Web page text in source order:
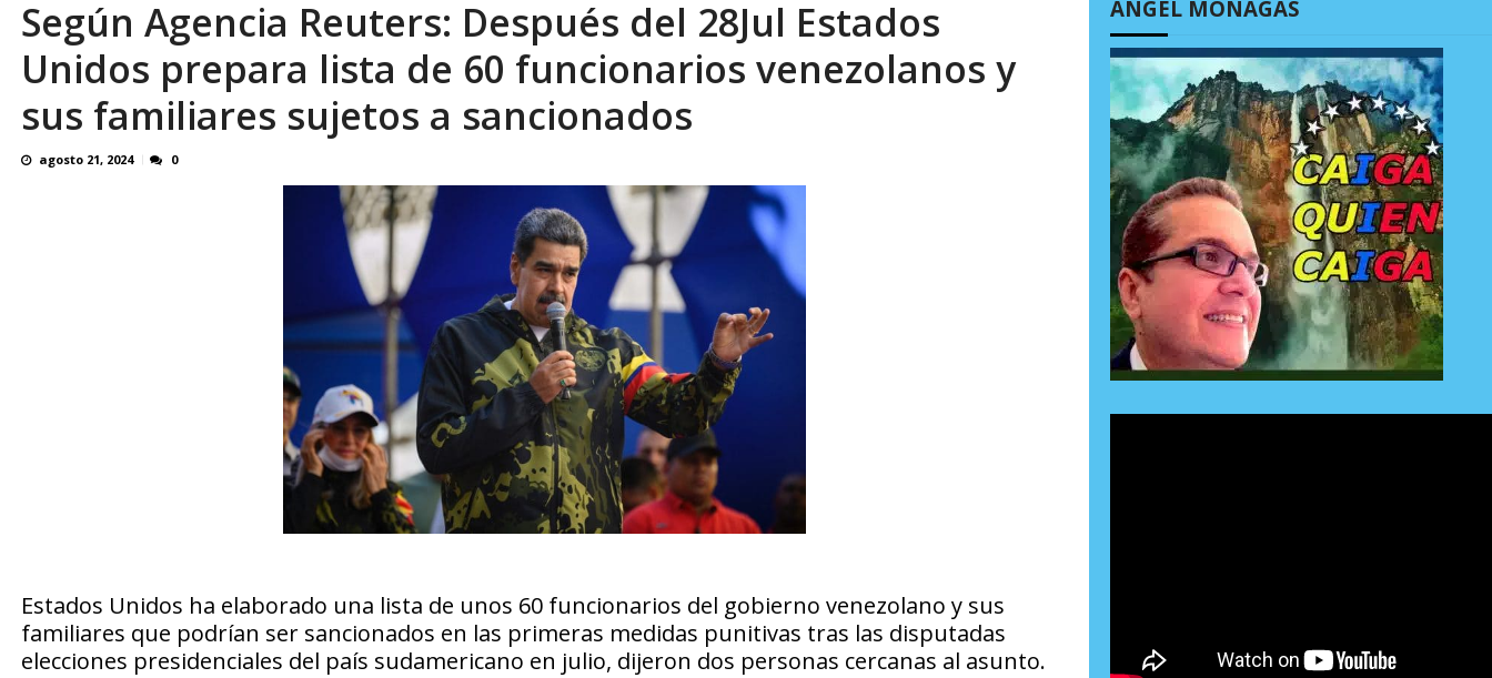
El último que apague la luz: 17 años de excusas, apagones y promesas incumplidas... AGOSTO 6, 2026
Según Agencia Reuters: Después del 28Jul Estados
Unidos prepara lista de 60 funcionarios venezolanos y
sus familiares sujetos a sancionados
agosto 21, 2024 0
Estados Unidos ha elaborado una lista de unos 60 funcionarios del gobierno venezolano y sus
familiares que podrían ser sancionados en las primeras medidas punitivas tras las disputadas
elecciones presidenciales del país sudamericano en julio, dijeron dos personas cercanas al asunto.
ÁNGEL MONAGAS